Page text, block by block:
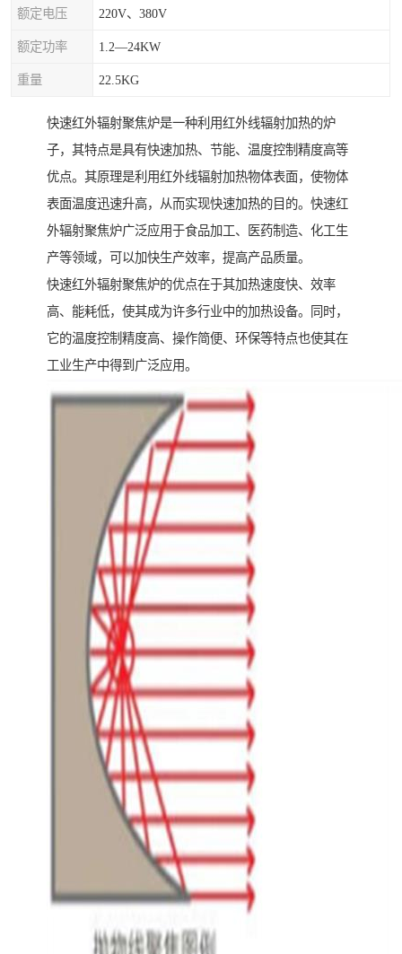
额定电压 220V、380V
额定功率 1.2—24KW
重量 22.5KG
快速红外辐射聚焦炉是一种利用红外线辐射加热的炉
子，其特点是具有快速加热、节能、温度控制精度高等
优点。其原理是利用红外线辐射加热物体表面，使物体
表面温度迅速升高，从而实现快速加热的目的。快速红
外辐射聚焦炉广泛应用于食品加工、医药制造、化工生
产等领域，可以加快生产效率，提高产品质量。
快速红外辐射聚焦炉的优点在于其加热速度快、效率
高、能耗低，使其成为许多行业中的加热设备。同时，
它的温度控制精度高、操作简便、环保等特点也使其在
工业生产中得到广泛应用。